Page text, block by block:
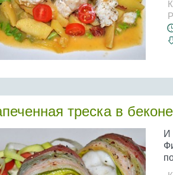
треска в беконе
И